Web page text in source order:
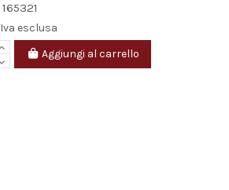
165321
Iva esclusa
Aggiungi al carrello